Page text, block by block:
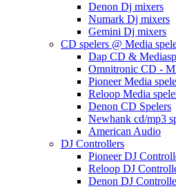
Denon Dj mixers
Numark Dj mixers
Gemini Dj mixers
CD spelers @ Media
Dap CD &
Omnitronic CD -
Pioneer Media
Reloop Media
Denon CD Spelers
Newhank cd/mp3
American Audio
DJ Controllers
Pioneer DJ
Reloop DJ
Denon DJ